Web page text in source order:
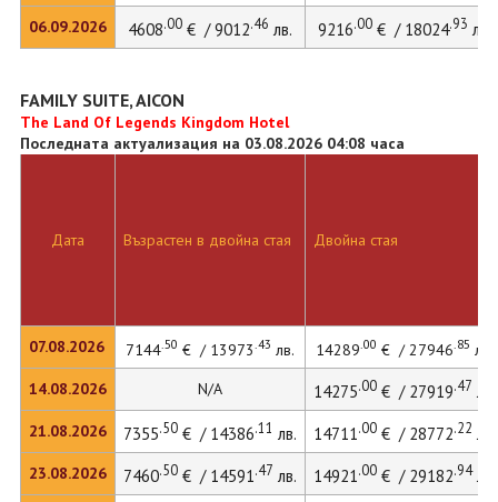
06.09.2026
4608.00€ / 9012.46 лв. 9216.00€ / 18024.93 лв.
FAMILY SUITE, AICON
The Land Of Legends Kingdom Hotel
Последната актуализация на 03.08.2026 04:08 часа
Дата
07.08.2026
14.08.2026
21.08.2026
23.08.2026
Възрастен в двойна стая Двойна стая
7144.50 € / 13973.43 лв. 14289.00 € / 27946.85 лв.
N/A
14275.00€ / 27919.47 лв.
7355.50€ / 14386.11 лв. 14711.00€ / 28772.22 лв.
7460.50€ / 14591.47 лв. 14921.00€ / 29182.94лв.